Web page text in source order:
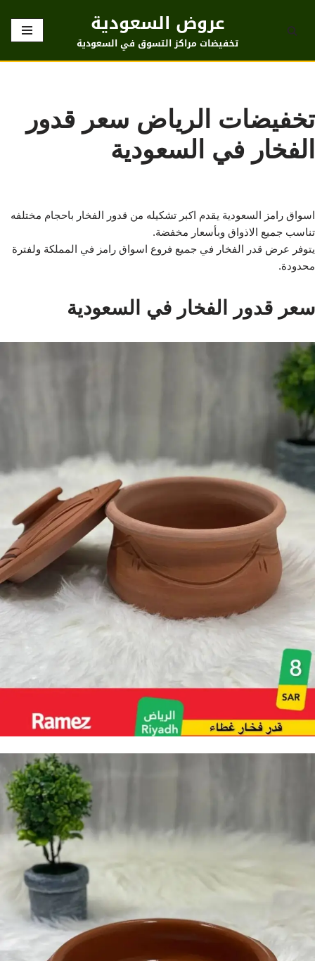
تخطى
عروض السعودية
تخفيضات مراكز التسوق في السعودية
تخفيضات الرياض سعر قدور
الفخار في السعودية
اسواق رامز السعودية يقدم اكبر تشكيله من قدور الفخار باحجام مختلفه
تناسب جميع الاذواق وبأسعار مخفضة.
يتوفر عرض قدر الفخار في جميع فروع اسواق رامز في المملكة ولفترة
محدودة.
سعر قدور الفخار في السعودية